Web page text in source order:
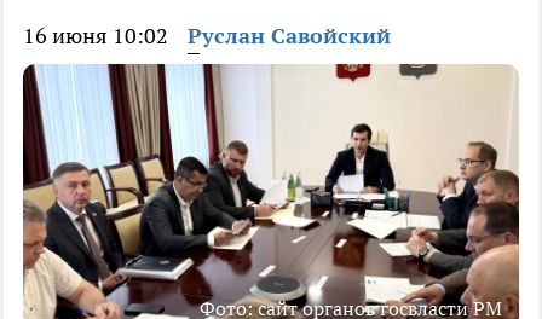
16 июня 10:02 Руслан Савойский
Фото: сайт органов госвласти РМ